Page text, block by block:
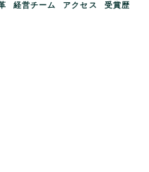
経営チーム アクセス 受賞歴